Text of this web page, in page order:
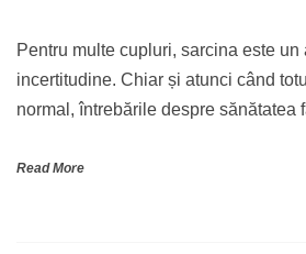
Pentru multe cupluri, sarcina este
incertitudine. Chiar și atunci când
normal, întrebările despre sănătatea
Read More